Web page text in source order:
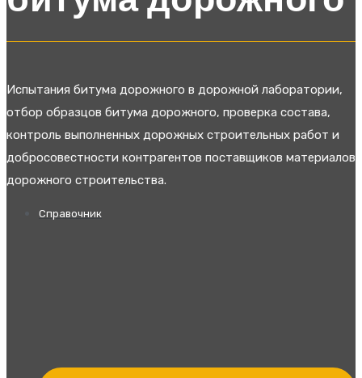
Испытания битума дорожного в дорожной лаборатории,
отбор образцов битума дорожного, проверка состава,
контроль выполненных дорожных строительных работ и
добросовестности контрагентов поставщиков материалов
дорожного строительства.
Справочник